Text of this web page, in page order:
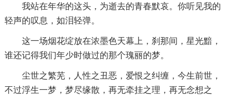
我站在年华的这头，为逝去的青春默哀。你听见我的
轻声的叹息，如泪轻弹。
这一场烟花绽放在浓墨色天幕上，刹那间，星光黯，
谁还记得我们年少时做过的那个瑰丽的梦。
尘世之繁芜，人性之丑恶，爱恨之纠缠，今生前世，
不过浮生一梦，梦尽缘散，再无牵挂之理，再无念想之